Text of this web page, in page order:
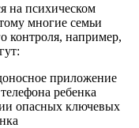
на психическом
многие семьи
контроля, например,
приложение
ребенка
опасных ключевых